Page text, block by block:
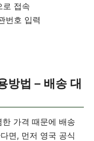
로 접속
번호 입력
방법 – 배송 대
가격 때문에 배송
면, 먼저 영국 공식